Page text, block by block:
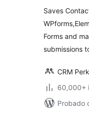
Saves
Forms and
submissions
CRM
60,000+
Probado